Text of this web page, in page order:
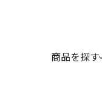
商品を探す